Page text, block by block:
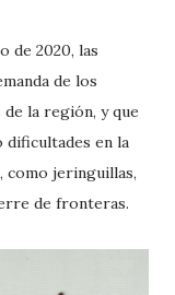
de 2020, las
de los
la región, y que
dificultades en la
como jeringuillas,
de fronteras.